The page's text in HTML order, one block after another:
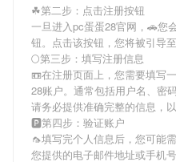
☘第二步：点击注册按钮
一旦进入pc蛋蛋28官网，🚗您
钮。点击该按钮，您将被引导至
🌕第三步：填写注册信息
📼在注册页面上，您需要填写
28账户。通常包括用户名、密
请务必提供准确完整的信息，
🅿第四步：验证账户
🦟填写完个人信息后，您可能
您提供的电子邮件地址或手机